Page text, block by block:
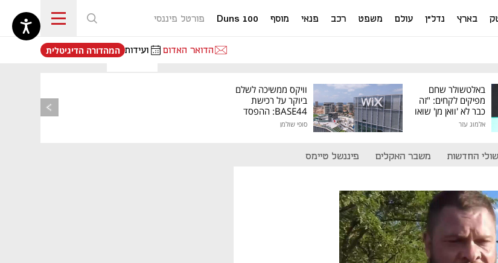
בארץ נדל"ן עולם משפט רכב פנאי מוסף Duns 100 פורטל פיננסי
הדואר האדום ועידות
נפתח בכרטיסייה חדשה
המהדורה הדיגיטלית
באלטשולר שחם
מפיקים לקחים: "זה
כבר לא 'וואן מן' שואו
של גילעד"
אלמוג עזר
וויקס ממשיכה לשלם
ביוקר על רכישת
BASE44: ההפסד
סופי שולמן
החדשות משבר האקלים פיננשל טיימס